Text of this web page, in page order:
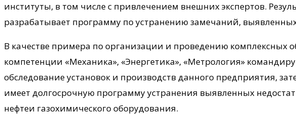
институты, в том числе с привлечением внешних экспертов.
разрабатывает программу по устранению замечаний,
В качестве примера по организации и проведению
компетенции «Механика», «Энергетика», «Метрология»
обследование установок и производств данного предприятия,
имеет долгосрочную программу устранения выявленных
нефтеи газохимического оборудования.